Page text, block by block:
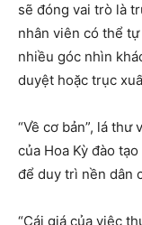
sẽ đóng vai trò là
nhân viên có thể
nhiều góc nhìn
duyệt hoặc trục
“Về cơ bản”, lá thư
của Hoa Kỳ đào
để duy trì nền dân
“Cái giá của việc